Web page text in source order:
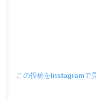
この投稿をInstagramで